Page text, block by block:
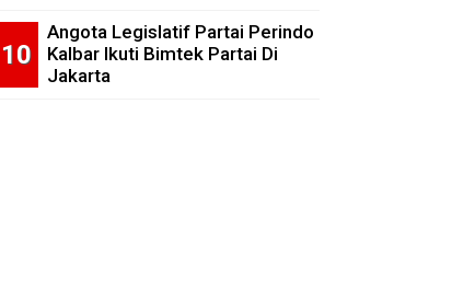
Angota Legislatif Partai Perindo
Kalbar Ikuti Bimtek Partai Di
Jakarta